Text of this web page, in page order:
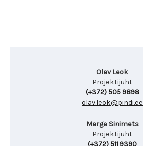
Olav Leok
Projektijuht
(+372) 505 9898
olav.leok@pindi.ee
Marge Sinimets
Projektijuht
(+372) 511 9390